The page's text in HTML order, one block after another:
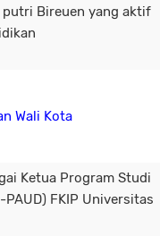
putri Bireuen yang aktif
Wali Kota
Ketua Program Studi
FKIP Universitas